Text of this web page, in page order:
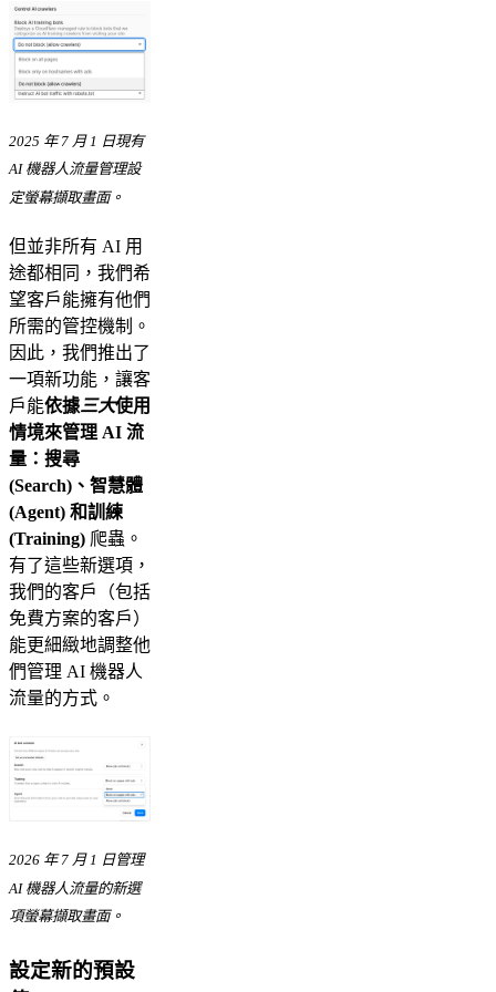
2025 年 7 月 1 日現有
AI 機器人流量管理設
定螢幕擷取畫面。
但並非所有 AI 用
途都相同，我們希
望客戶能擁有他們
所需的管控機制。
因此，我們推出了
一項新功能，讓客
戶能依據三大使用
情境來管理 AI 流
量：搜尋
(Search)、智慧體
(Agent) 和訓練
(Training) 爬蟲。
有了這些新選項，
我們的客戶（包括
免費方案的客戶）
能更細緻地調整他
們管理 AI 機器人
流量的方式。
2026 年 7 月 1 日管理
AI 機器人流量的新選
項螢幕擷取畫面。
設定新的預設